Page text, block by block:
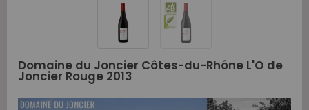
Domaine du Joncier Côtes-du-Rhône L'O de
Joncier Rouge 2013